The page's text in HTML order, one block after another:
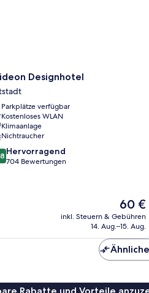
Designhotel
Parkplätze verfügbar
Kostenloses WLAN
Klimaanlage
Nichtraucher
Hervorragend
704 Bewertungen
Der
Preis
beträgt
60 €
inkl. Steuern & Gebühren
14. Aug.–15. Aug.